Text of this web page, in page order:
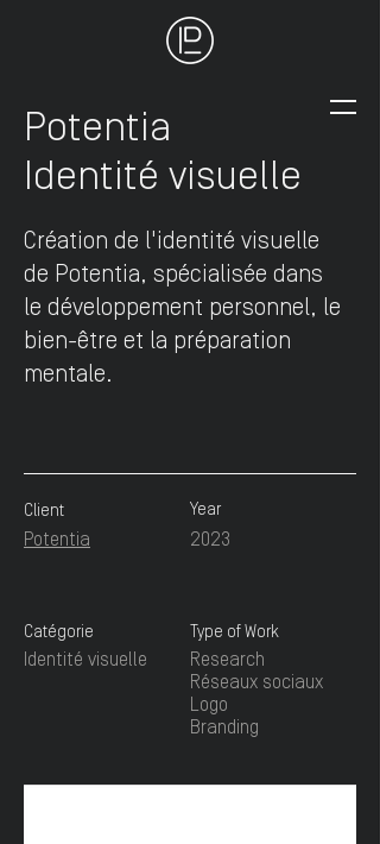
Potentia
Identité visuelle
Création de l'identité visuelle
de Potentia, spécialisée dans
le développement personnel, le
bien-être et la préparation
mentale.
Client
Potentia
Year
2023
Catégorie
Identité visuelle
Type of Work
Research
Réseaux sociaux
Logo
Branding